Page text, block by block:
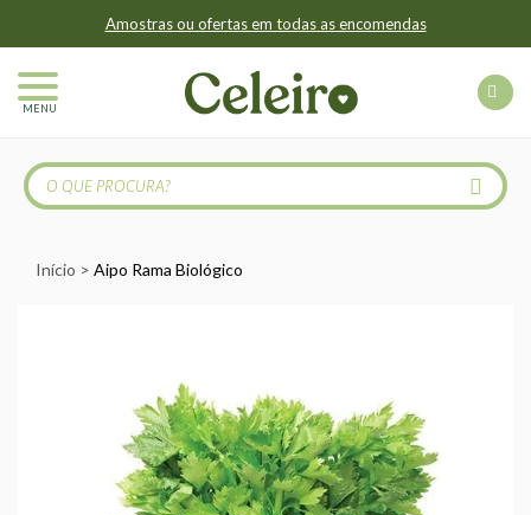
Amostras ou ofertas em todas as encomendas
MENU
Início Aipo Rama Biológico